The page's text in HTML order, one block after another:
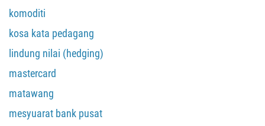
komoditi
kosa kata pedagang
lindung nilai (hedging)
mastercard
matawang
mesyuarat bank pusat